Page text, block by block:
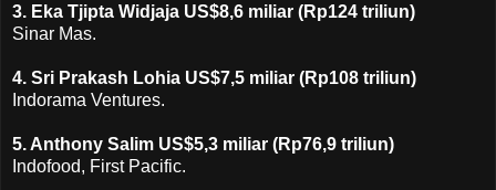
3. Eka Tjipta Widjaja US$8,6 miliar (Rp124 triliun)
Sinar Mas.
4. Sri Prakash Lohia US$7,5 miliar (Rp108 triliun)
Indorama Ventures.
5. Anthony Salim US$5,3 miliar (Rp76,9 triliun)
Indofood, First Pacific.